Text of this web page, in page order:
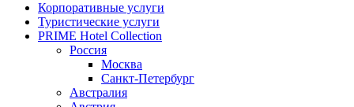
Корпоративные услуги
Туристические услуги
PRIME Hotel Collection
Россия
Москва
Санкт-Петербург
Австралия